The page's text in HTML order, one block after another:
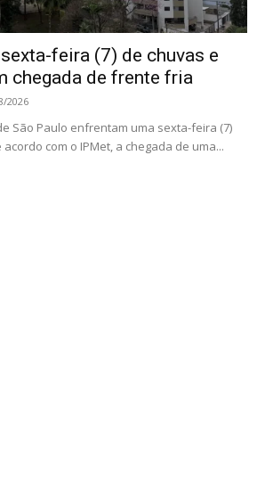
feira (7) de chuvas e
chegada de frente fria
2026
São Paulo enfrentam uma sexta-feira (7)
com o IPMet, a chegada de uma...